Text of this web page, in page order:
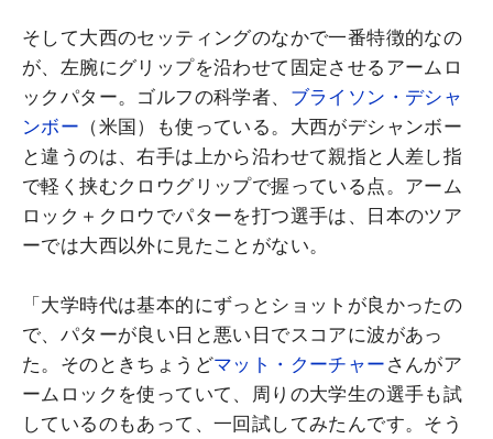
そして大西のセッティングのなかで一番特徴的なの
が、左腕にグリップを沿わせて固定させるアームロ
ックパター。ゴルフの科学者、 ブライソン・デシャ
ンボー （米国）も使っている。大西がデシャンボー
と違うのは、右手は上から沿わせて親指と人差し指
で軽く挟むクロウグリップで握っている点。アーム
ロック＋クロウでパターを打つ選手は、日本のツア
ーでは大西以外に見たことがない。
「大学時代は基本的にずっとショットが良かったの
で、パターが良い日と悪い日でスコアに波があっ
た。そのときちょうどマット・クーチャー さんがア
ームロックを使っていて、周りの大学生の選手も試
しているのもあって、一回試してみたんです。そう